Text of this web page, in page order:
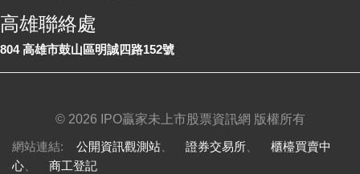
高雄聯絡處
804 高雄市鼓山區明誠四路152號
© 2026 IPO贏家未上市股票資訊網 版權所有
網站連結: 公開資訊觀測站 證券交易所
櫃檯買賣中
心
商工登記